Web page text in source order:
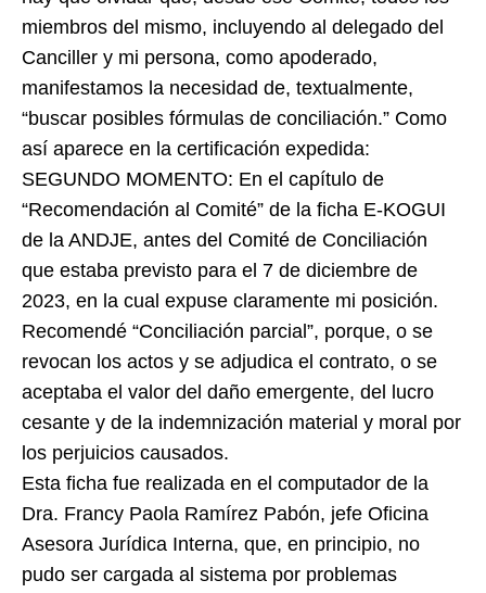
miembros del mismo, incluyendo al delegado del
Canciller y mi persona, como apoderado,
manifestamos la necesidad de, textualmente,
“buscar posibles fórmulas de conciliación.” Como
así aparece en la certificación expedida:
SEGUNDO MOMENTO: En el capítulo de
“Recomendación al Comité” de la ficha E-KOGUI
de la ANDJE, antes del Comité de Conciliación
que estaba previsto para el 7 de diciembre de
2023, en la cual expuse claramente mi posición.
Recomendé “Conciliación parcial”, porque, o se
revocan los actos y se adjudica el contrato, o se
aceptaba el valor del daño emergente, del lucro
cesante y de la indemnización material y moral por
los perjuicios causados.
Esta ficha fue realizada en el computador de la
Dra. Francy Paola Ramírez Pabón, jefe Oficina
Asesora Jurídica Interna, que, en principio, no
pudo ser cargada al sistema por problemas